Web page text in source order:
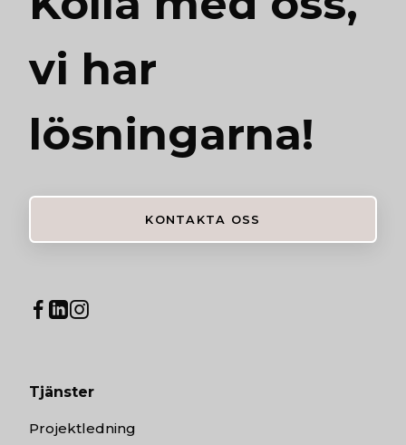
vi har
lösningarna!
KONTAKTA OSS
Tjänster
Projektledning